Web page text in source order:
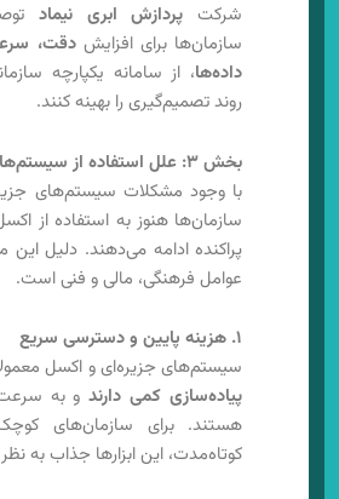
شرکت پردازش ابری نیماد
سازمان‌ها برای افزایشدقت،
داده‌ها، از سامانه یکپارچه
روند تصمیم‌گیری را بهینه کنند.
بخش ۳: علل استفاده از سیستم‌های پراکنده
با وجود مشکلات سیستم‌های
سازمان‌ها هنوز به استفاده از
پراکنده ادامه می‌دهند. دلیل این
عوامل فرهنگی، مالی و فنی است.
۱. هزینه پایین و دسترسی سریع
سیستم‌های جزیره‌ای و اکسل
پیاده‌سازی کمی دارندو به سرعت
هستند. برای سازمان‌های
کوتاه‌مدت، این ابزارها جذاب به